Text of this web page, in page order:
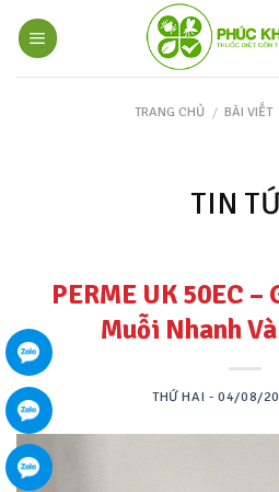
TRANG CHỦ / BÀI VIẾT
TIN
PERME UK 50EC
Muỗi Nhanh
THỨ HAI - 04/08/